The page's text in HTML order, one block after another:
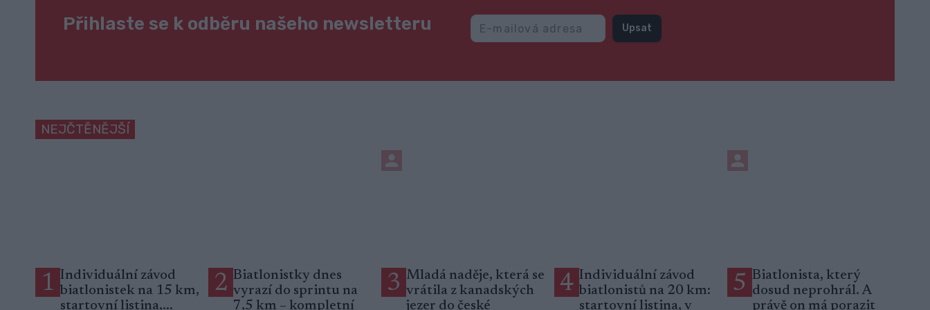
Přihlaste se k odběru našeho newsletteru Upsat
NEJČTĚNĚJŠÍ
1 Individuální závod
biatlonistek na 15 km,
startovní listina,...
2 Biatlonistky dnes
vyrazí do sprintu na
7,5 km – kompletní
3 Mladá naděje, která se
vrátila z kanadských
jezer do české
4 Individuální závod
biatlonistů na 20 km:
startovní listina, v
5 Biatlonista, který
dosud neprohrál. A
právě on má porazit